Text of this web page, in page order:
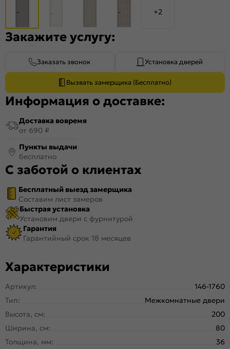
+2
Закажите услугу:
Заказать звонок Установка дверей
Вызвать замерщика (Бесплатно)
Информация о доставке:
Доставка вовремя
от 690 ₽
Пункты выдачи
бесплатно
С заботой о клиентах
Бесплатный выезд замерщика
Составим лист замеров
Быстрая установка
Установим двери с фурнитурой
Гарантия
Гарантийный срок 18 месяцев
Характеристики
Артикул:
146-1760
Тип:
Межкомнатные двери
Высота, см:
200
Ширина, см:
80
Толщина, мм:
36